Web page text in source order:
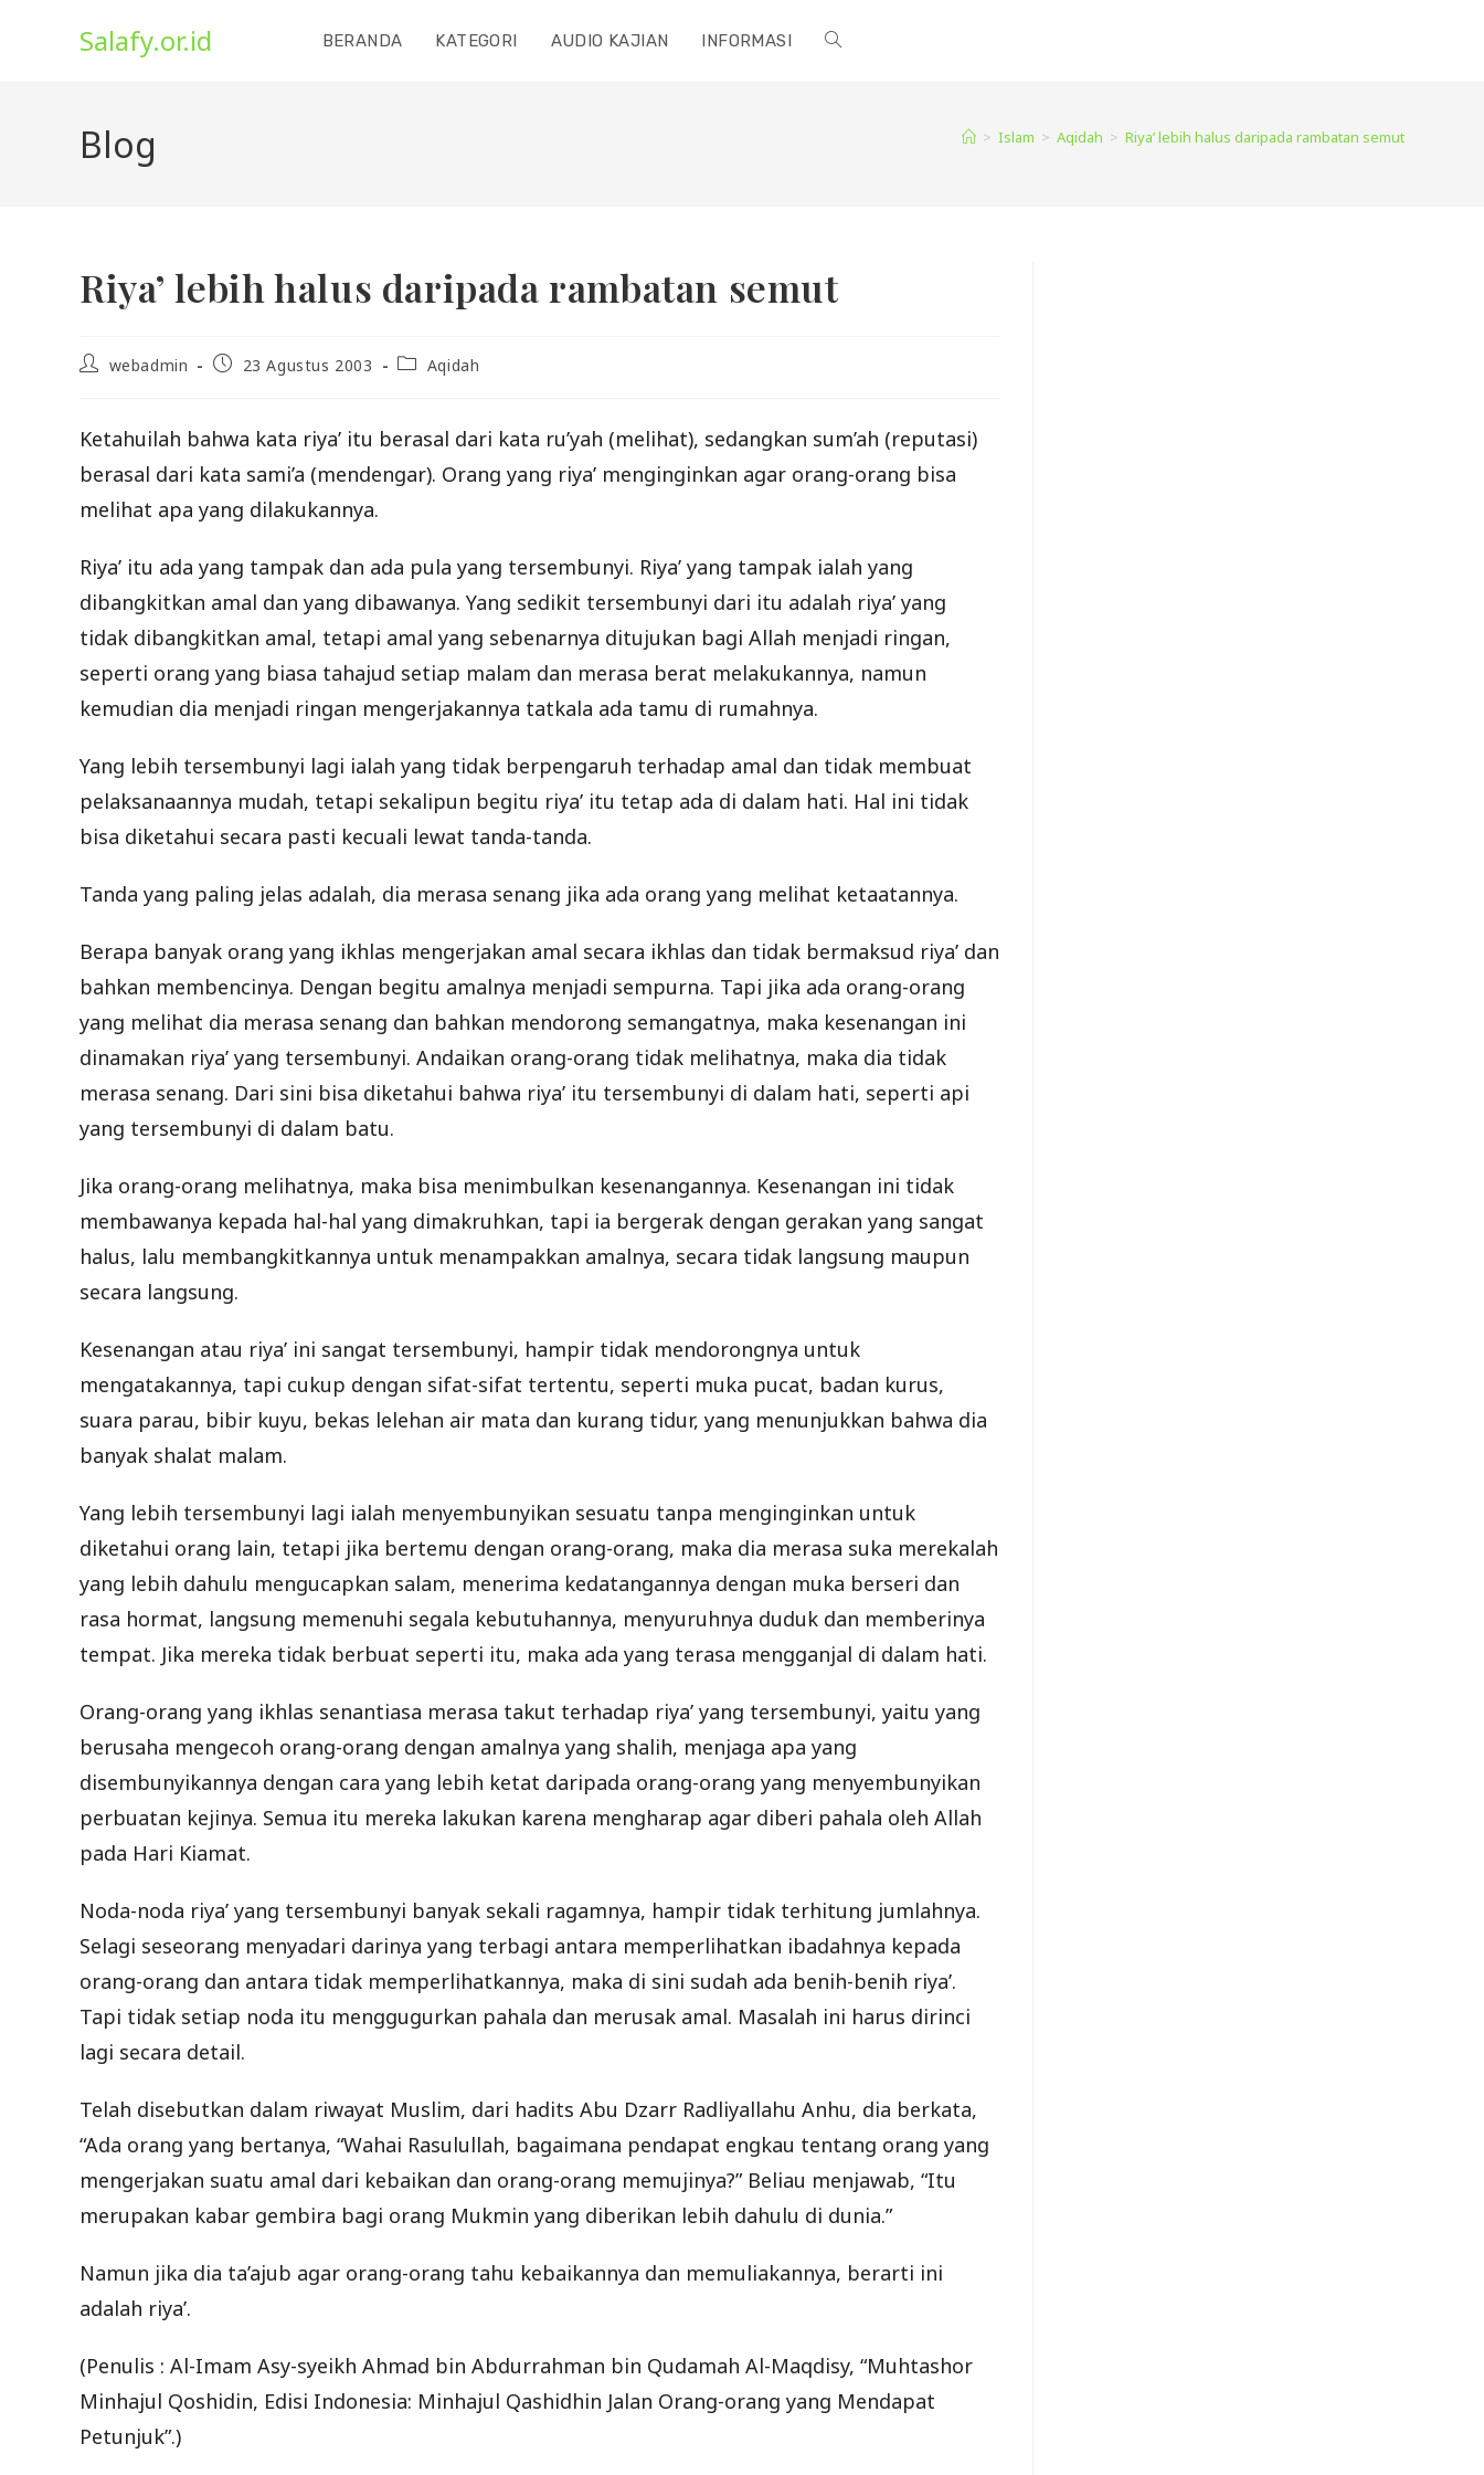
Salafy.or.id BERANDA KATEGORI AUDIO KAJIAN INFORMASI TOGGLE
Blog > Islam > Aqidah > Riya’ lebih halus daripada rambatan semut
Riya’ lebih halus daripada rambatan semut
Postwebadmin
Post23 Agustus 2003
PostAqidah
Ketahuilah bahwa kata riya’ itu berasal dari kata ru’yah (melihat), sedangkan sum’ah (reputasi)
berasal dari kata sami’a (mendengar). Orang yang riya’ menginginkan agar orang-orang bisa
melihat apa yang dilakukannya.
Riya’ itu ada yang tampak dan ada pula yang tersembunyi. Riya’ yang tampak ialah yang
dibangkitkan amal dan yang dibawanya. Yang sedikit tersembunyi dari itu adalah riya’ yang
tidak dibangkitkan amal, tetapi amal yang sebenarnya ditujukan bagi Allah menjadi ringan,
seperti orang yang biasa tahajud setiap malam dan merasa berat melakukannya, namun
kemudian dia menjadi ringan mengerjakannya tatkala ada tamu di rumahnya.
Yang lebih tersembunyi lagi ialah yang tidak berpengaruh terhadap amal dan tidak membuat
pelaksanaannya mudah, tetapi sekalipun begitu riya’ itu tetap ada di dalam hati. Hal ini tidak
bisa diketahui secara pasti kecuali lewat tanda-tanda.
Tanda yang paling jelas adalah, dia merasa senang jika ada orang yang melihat ketaatannya.
Berapa banyak orang yang ikhlas mengerjakan amal secara ikhlas dan tidak bermaksud riya’ dan
bahkan membencinya. Dengan begitu amalnya menjadi sempurna. Tapi jika ada orang-orang
yang melihat dia merasa senang dan bahkan mendorong semangatnya, maka kesenangan ini
dinamakan riya’ yang tersembunyi. Andaikan orang-orang tidak melihatnya, maka dia tidak
merasa senang. Dari sini bisa diketahui bahwa riya’ itu tersembunyi di dalam hati, seperti api
yang tersembunyi di dalam batu.
Jika orang-orang melihatnya, maka bisa menimbulkan kesenangannya. Kesenangan ini tidak
membawanya kepada hal-hal yang dimakruhkan, tapi ia bergerak dengan gerakan yang sangat
halus, lalu membangkitkannya untuk menampakkan amalnya, secara tidak langsung maupun
secara langsung.
Kesenangan atau riya’ ini sangat tersembunyi, hampir tidak mendorongnya untuk
mengatakannya, tapi cukup dengan sifat-sifat tertentu, seperti muka pucat, badan kurus,
suara parau, bibir kuyu, bekas lelehan air mata dan kurang tidur, yang menunjukkan bahwa dia
banyak shalat malam.
Yang lebih tersembunyi lagi ialah menyembunyikan sesuatu tanpa menginginkan untuk
diketahui orang lain, tetapi jika bertemu dengan orang-orang, maka dia merasa suka merekalah
yang lebih dahulu mengucapkan salam, menerima kedatangannya dengan muka berseri dan
rasa hormat, langsung memenuhi segala kebutuhannya, menyuruhnya duduk dan memberinya
tempat. Jika mereka tidak berbuat seperti itu, maka ada yang terasa mengganjal di dalam hati.
Orang-orang yang ikhlas senantiasa merasa takut terhadap riya’ yang tersembunyi, yaitu yang
berusaha mengecoh orang-orang dengan amalnya yang shalih, menjaga apa yang
disembunyikannya dengan cara yang lebih ketat daripada orang-orang yang menyembunyikan
perbuatan kejinya. Semua itu mereka lakukan karena mengharap agar diberi pahala oleh Allah
pada Hari Kiamat.
Noda-noda riya’ yang tersembunyi banyak sekali ragamnya, hampir tidak terhitung jumlahnya.
Selagi seseorang menyadari darinya yang terbagi antara memperlihatkan ibadahnya kepada
orang-orang dan antara tidak memperlihatkannya, maka di sini sudah ada benih-benih riya’.
Tapi tidak setiap noda itu menggugurkan pahala dan merusak amal. Masalah ini harus dirinci
lagi secara detail.
Telah disebutkan dalam riwayat Muslim, dari hadits Abu Dzarr Radliyallahu Anhu, dia berkata,
“Ada orang yang bertanya, “Wahai Rasulullah, bagaimana pendapat engkau tentang orang yang
mengerjakan suatu amal dari kebaikan dan orang-orang memujinya?” Beliau menjawab, “Itu
merupakan kabar gembira bagi orang Mukmin yang diberikan lebih dahulu di dunia.”
Namun jika dia ta’ajub agar orang-orang tahu kebaikannya dan memuliakannya, berarti ini
adalah riya’.
(Penulis : Al-Imam Asy-syeikh Ahmad bin Abdurrahman bin Qudamah Al-Maqdisy, “Muhtashor
Minhajul Qoshidin, Edisi Indonesia: Minhajul Qashidhin Jalan Orang-orang yang Mendapat
Petunjuk”.)